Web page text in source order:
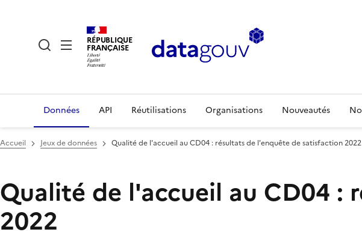
RÉPUBLIQUE
FRANÇAISE
Données API Réutilisations Organisations Nouveautés
Accueil Jeux de données Qualité de l'accueil au CD04 : résultats de l'enquête de satisfaction 2022
Qualité de l'accueil au CD04 :
2022